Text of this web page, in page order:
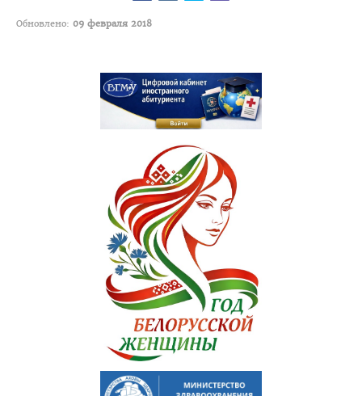
Спортивный клуб
Cоциально-педагогическая и психологическая служба
2025 год — Год благоустройства
Год мира и созидания
Год исторической памяти
Я - грамадзянiн Беларусi
Единый день голосования
Обновлено: 09 февраля 2018